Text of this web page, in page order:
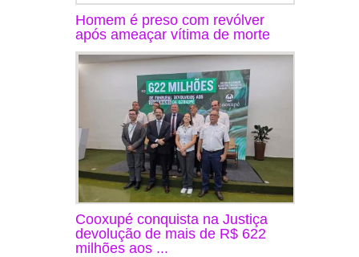
Homem é preso com revólver
após ameaçar vítima de morte
Cooxupé conquista na Justiça
devolução de mais de R$ 622
milhões aos ...